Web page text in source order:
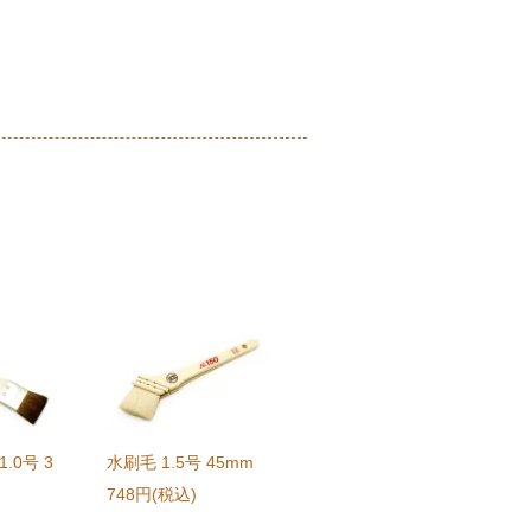
号 3
水刷毛 1.5号 45mm
748円(税込)